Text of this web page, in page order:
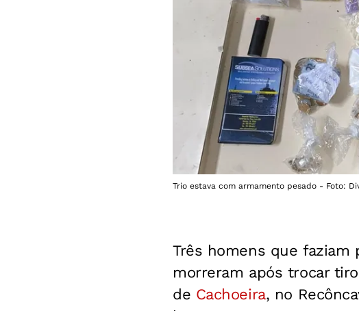
Trio estava com armamento pesado - Foto:
Três homens que faziam
morreram após trocar
de Cachoeira, no